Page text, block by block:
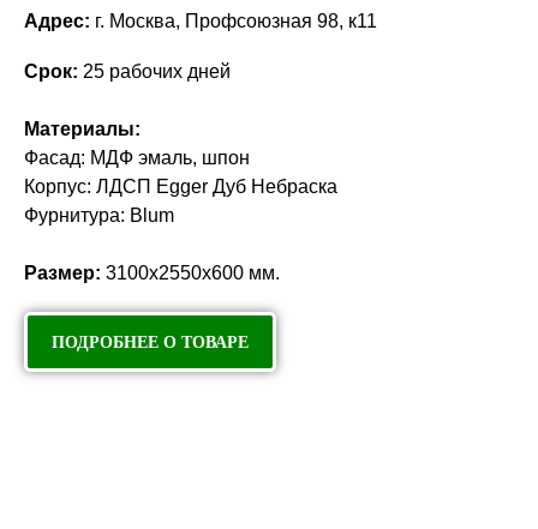
Адрес: г. Москва, Профсоюзная 98, к11
Срок: 25 рабочих дней
Материалы:
Фасад: МДФ эмаль, шпон
Корпус: ЛДСП Egger Дуб Небраска
Фурнитура: Blum
Размер: 3100х2550х600 мм.
ПОДРОБНЕЕ О ТОВАРЕ